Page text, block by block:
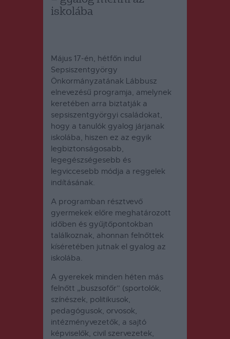
iskolába
Május 17-én, hétfőn indul
Sepsiszentgyörgy
Önkormányzatának Lábbusz
elnevezésű programja, amelynek
keretében arra biztatják a
sepsiszentgyörgyi családokat,
hogy a tanulók gyalog járjanak
iskolába, hiszen ez az egyik
legbiztonságosabb,
legegészségesebb és
legviccesebb módja a reggelek
indításának.
A programban résztvevő
gyermekek előre meghatározott
időben és gyűjtőpontokban
találkoznak, ahonnan felnőttek
kíséretében jutnak el gyalog az
iskolába.
A gyerekek minden héten más
felnőtt „buszsofőr” (sportolók,
színészek, politikusok,
pedagógusok, orvosok,
intézményvezetők, a sajtó
képviselők, civil szervezetek,